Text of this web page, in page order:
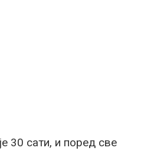
30 сати, и поред све